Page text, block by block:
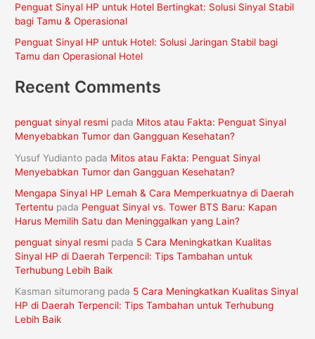
:Penguat Sinyal HP untuk Hotel Bertingkat: Solusi Sinyal Stabil
bagi Tamu & Operasional
Penguat Sinyal HP untuk Hotel: Solusi Jaringan Stabil bagi
Tamu dan Operasional Hotel
Recent Comments
penguat sinyal resmi pada Mitos atau Fakta: Penguat Sinyal
Menyebabkan Tumor dan Gangguan Kesehatan?
Yusuf Yudianto pada Mitos atau Fakta: Penguat Sinyal
Menyebabkan Tumor dan Gangguan Kesehatan?
Mengapa Sinyal HP Lemah & Cara Memperkuatnya di Daerah
Tertentu pada Penguat Sinyal vs. Tower BTS Baru: Kapan
Harus Memilih Satu dan Meninggalkan yang Lain?
penguat sinyal resmi pada 5 Cara Meningkatkan Kualitas
Sinyal HP di Daerah Terpencil: Tips Tambahan untuk
Terhubung Lebih Baik
Kasman situmorang pada 5 Cara Meningkatkan Kualitas Sinyal
HP di Daerah Terpencil: Tips Tambahan untuk Terhubung
Lebih Baik